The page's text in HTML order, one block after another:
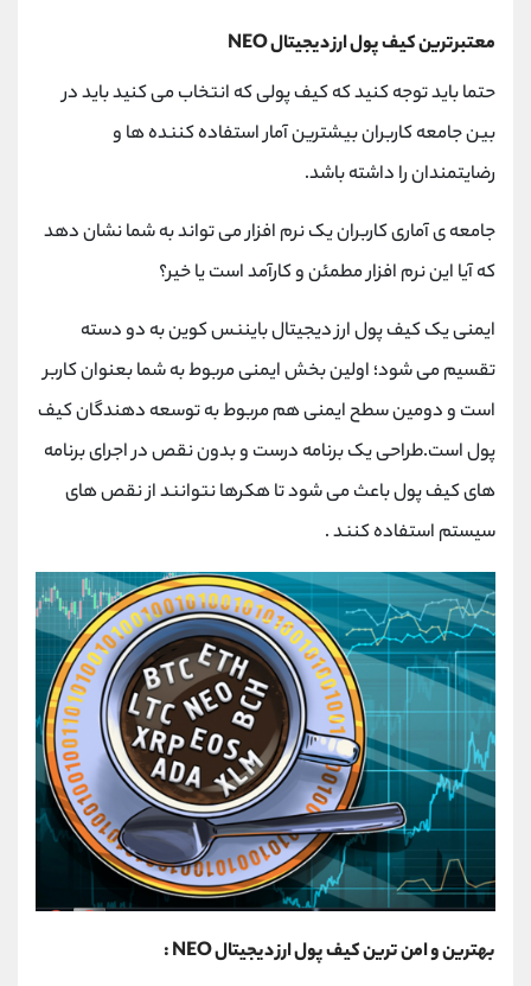
معتبرترین کیف پول ارز دیجیتال NEO
حتما باید توجه کنید که کیف پولی که انتخاب می کنید باید در
بین جامعه کاربران بیشترین آمار استفاده کننده ها و
رضایتمندان را داشته باشد.
جامعه ی آماری کاربران یک نرم افزار می تواند به شما نشان دهد
که آیا این نرم افزار مطمئن و کارآمد است یا خیر؟
ایمنی یک کیف پول ارز دیجیتال بایننس کوین به دو دسته
تقسیم می شود؛ اولین بخش ایمنی مربوط به شما بعنوان کاربر
است و دومین سطح ایمنی هم مربوط به توسعه دهندگان کیف
پول است.طراحی یک برنامه درست و بدون نقص در اجرای برنامه
های کیف پول باعث می شود تا هکرها نتوانند از نقص های
سیستم استفاده کنند .
بهترین و امن ترین کیف پول ارز دیجیتال NEO :